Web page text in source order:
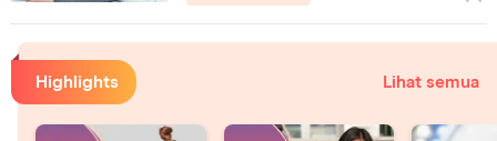
Highlights Lihat semua